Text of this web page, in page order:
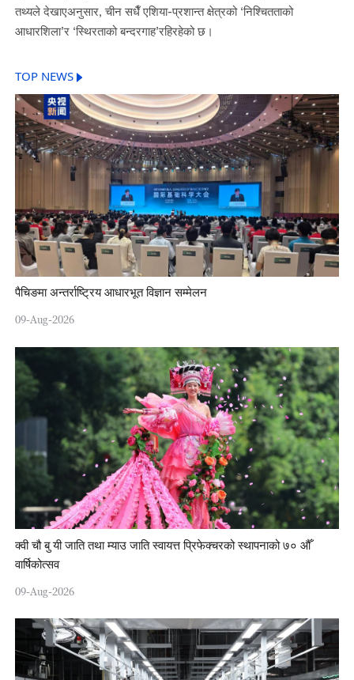
तथ्यले देखाएअनुसार, चीन सधैँ एशिया-प्रशान्त क्षेत्रको ‘निश्चितताको
आधारशिला’र ‘स्थिरताको बन्दरगाह’रहिरहेको छ।
TOP NEWS
पैचिङमा अन्तर्राष्ट्रिय आधारभूत विज्ञान सम्मेलन
09-Aug-2026
क्वी चौ बु यी जाति तथा म्याउ जाति स्वायत्त प्रिफेक्चरको स्थापनाको ७० औँ
वार्षिकोत्सव
09-Aug-2026